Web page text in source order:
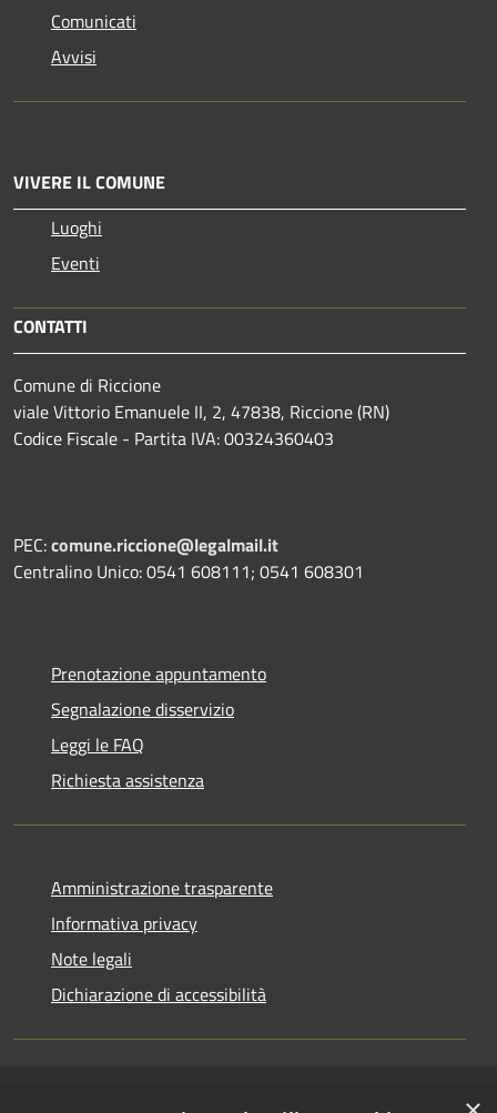
Comunicati
Avvisi
VIVERE IL COMUNE
Luoghi
Eventi
CONTATTI
Comune di Riccione
viale Vittorio Emanuele II, 2, 47838, Riccione (RN)
Codice Fiscale - Partita IVA: 00324360403
PEC:comune.riccione@legalmail.it
Centralino Unico: 0541 608111; 0541 608301
Prenotazione appuntamento
Segnalazione disservizio
Leggi le FAQ
Richiesta assistenza
Amministrazione trasparente
Informativa privacy
Note legali
Dichiarazione di accessibilità
Copyright © 2026 • Comune di